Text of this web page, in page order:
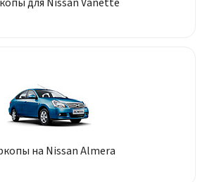
на Nissan Almera